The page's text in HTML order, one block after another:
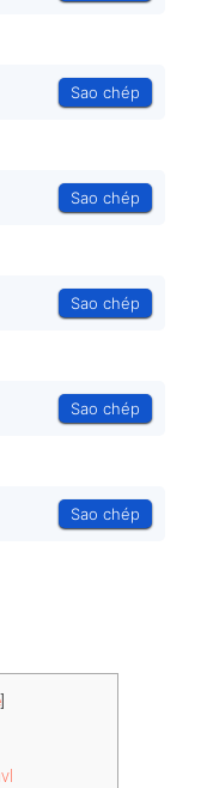
Sao chép
Sao chép
Sao chép
Sao chép
Sao chép
]